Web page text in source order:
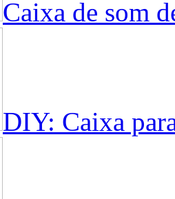
Caixa de som
DIY: Caixa